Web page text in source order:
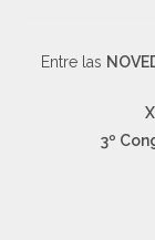
Entre las
3º